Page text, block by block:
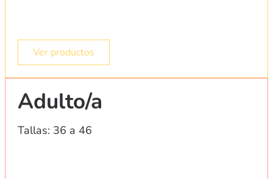
Ver productos
Adulto/a
Tallas: 36 a 46